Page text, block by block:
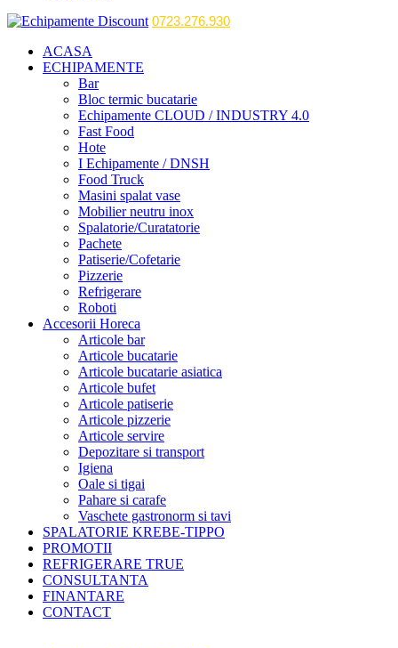
0723.276.930
ACASA
ECHIPAMENTE
Bar
Bloc termic bucatarie
Echipamente CLOUD / INDUSTRY 4.0
Fast Food
Hote
I Echipamente / DNSH
Food Truck
Masini spalat vase
Mobilier neutru inox
Spalatorie/Curatatorie
Pachete
Patiserie/Cofetarie
Pizzerie
Refrigerare
Roboti
Accesorii Horeca
Articole bar
Articole bucatarie
Articole bucatarie asiatica
Articole bufet
Articole patiserie
Articole pizzerie
Articole servire
Depozitare si transport
Igiena
Oale si tigai
Pahare si carafe
Vaschete gastronorm si tavi
SPALATORIE KREBE-TIPPO
PROMOTII
REFRIGERARE TRUE
CONSULTANTA
FINANTARE
CONTACT